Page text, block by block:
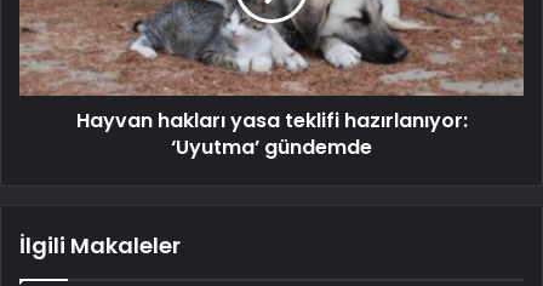
Hayvan hakları yasa teklifi hazırlanıyor:
‘Uyutma’ gündemde
İlgili Makaleler